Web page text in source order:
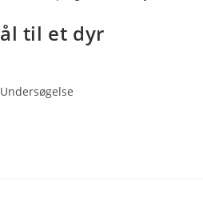
til et dyr
Undersøgelse